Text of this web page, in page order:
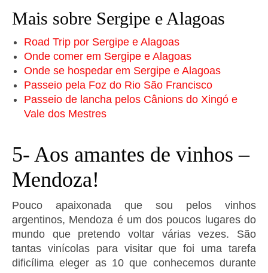
Mais sobre Sergipe e Alagoas
Road Trip por Sergipe e Alagoas
Onde comer em Sergipe e Alagoas
Onde se hospedar em Sergipe e Alagoas
Passeio pela Foz do Rio São Francisco
Passeio de lancha pelos Cânions do Xingó e
Vale dos Mestres
5- Aos amantes de vinhos –
Mendoza!
Pouco apaixonada que sou pelos vinhos
argentinos, Mendoza é um dos poucos lugares do
mundo que pretendo voltar várias vezes. São
tantas vinícolas para visitar que foi uma tarefa
dificílima eleger as 10 que conhecemos durante